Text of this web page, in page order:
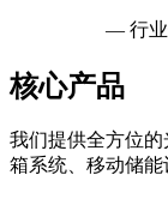
— 行业
核心产品
我们提供全方位
箱系统、移动储能